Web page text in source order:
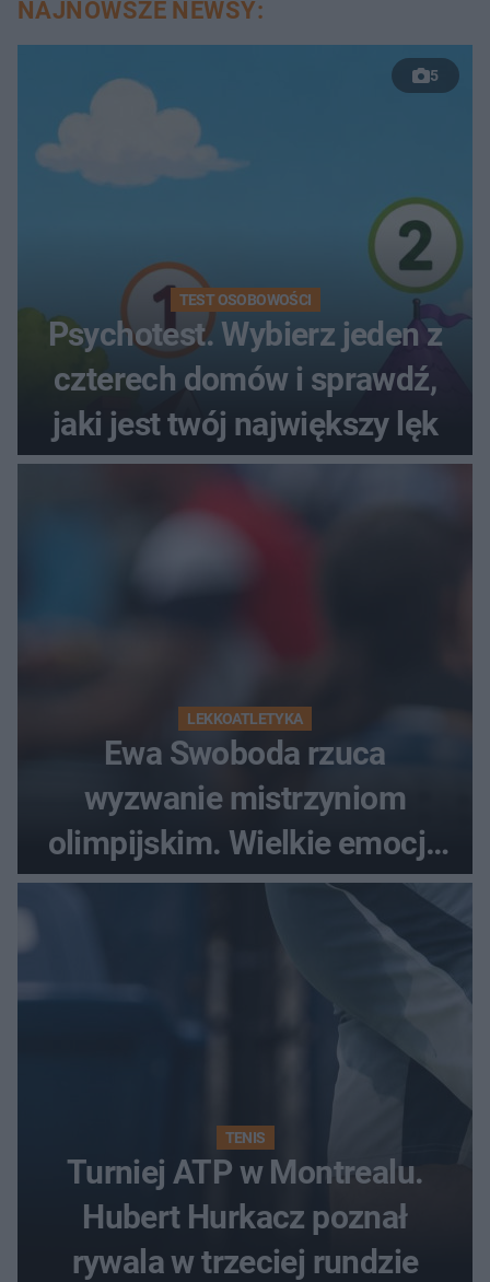
NAJNOWSZE NEWSY:
5
TEST OSOBOWOŚCI
Psychotest. Wybierz jeden z
czterech domów i sprawdź,
jaki jest twój największy lęk
LEKKOATLETYKA
Ewa Swoboda rzuca
wyzwanie mistrzyniom
olimpijskim. Wielkie emocje
podczas Silesia Memoriału
Kamili Skolimowskiej
TENIS
Turniej ATP w Montrealu.
Hubert Hurkacz poznał
rywala w trzeciej rundzie